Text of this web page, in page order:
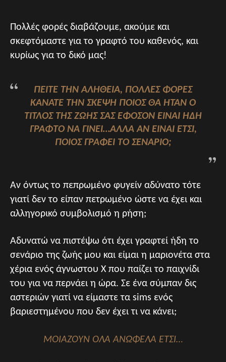
Πολλές φορές διαβάζουμε, ακούμε και
σκεφτόμαστε για το γραφτό του καθενός, και
κυρίως για το δικό μας!
ΠΕΊΤΕ ΤΗΝ ΑΛΉΘΕΙΑ, ΠΟΛΛΈΣ ΦΟΡΈΣ
ΚΆΝΑΤΕ ΤΗΝ ΣΚΈΨΗ ΠΟΙΟΣ ΘΑ ΉΤΑΝ Ο
ΤΊΤΛΟΣ ΤΗΣ ΖΩΉΣ ΣΑΣ ΕΦΌΣΟΝ ΕΊΝΑΙ ΉΔΗ
ΓΡΑΦΤΌ ΝΑ ΓΊΝΕΙ…ΑΛΛΆ ΑΝ ΕΊΝΑΙ ΈΤΣΙ,
ΠΟΙΟΣ ΓΡΆΦΕΙ ΤΟ ΣΕΝΆΡΙΟ;
Αν όντως το πεπρωμένο φυγείν αδύνατο τότε
γιατί δεν το είπαν πετρωμένο ώστε να έχει και
αλληγορικό συμβολισμό η ρήση;
Αδυνατώ να πιστέψω ότι έχει γραφτεί ήδη το
σενάριο της ζωής μου και είμαι η μαριονέτα στα
χέρια ενός άγνωστου Χ που παίζει το παιχνίδι
του για να περνάει η ώρα. Σε ένα σύμπαν δις
αστεριών γιατί να είμαστε τα sims ενός
βαριεστημένου που δεν έχει τι να κάνει;
ΜΟΙΆΖΟΥΝ ΌΛΑ ΑΝΏΦΕΛΑ ΈΤΣΙ…